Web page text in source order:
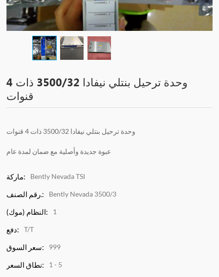
وحدة ترحيل بنتلي نيفادا 3500/32 ذات 4
قنوات
وحدة ترحيل بنتلي نيفادا 3500/32 ذات 4 قنوات
عبوة جديدة وأصلية مع ضمان لمدة عام
ماركة: Bently Nevada TSI
رقم الصنف.: Bently Nevada 3500/3
النظام (موك): 1
دفع: T/T
سعر السوق: 999
نطاق السعر: 1 - 5